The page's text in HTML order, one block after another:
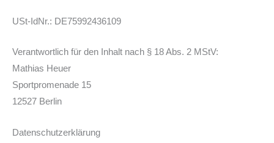
USt-IdNr.: DE75992436109
Verantwortlich für den Inhalt nach § 18 Abs. 2 MStV:
Mathias Heuer
Sportpromenade 15
12527 Berlin
Datenschutzerklärung